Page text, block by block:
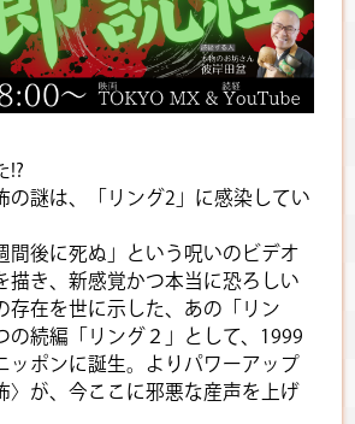
!?
の謎は、「リング2」に感染してい
間後に死ぬ」という呪いのビデオ
描き、新感覚かつ本当に恐ろしい
存在を世に示した、あの「リン
の続編「リング２」として、1999
ッポンに誕生。よりパワーアップ
〉が、今ここに邪悪な産声を上げ